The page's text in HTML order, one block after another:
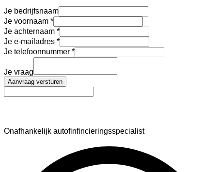
Je bedrijfsnaam
Je voornaam
Je achternaam
Je e-mailadres
Je telefoonnummer
Je vraag
Aanvraag versturen
Onafhankelijk autofinfincieringsspecialist